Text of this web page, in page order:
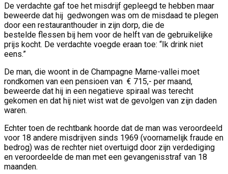
De verdachte gaf toe het misdrijf gepleegd te hebben maar
beweerde dat hij gedwongen was om de misdaad te plegen
door een restauranthouder in zijn dorp, die de
bestelde flessen bij hem voor de helft van de gebruikelijke
prijs kocht. De verdachte voegde eraan toe: “Ik drink niet
eens.”
De man, die woont in de Champagne Marne-vallei moet
rondkomen van een pensioen van € 715,- per maand,
beweerde dat hij in een negatieve spiraal was terecht
gekomen en dat hij niet wist wat de gevolgen van zijn daden
waren.
Echter toen de rechtbank hoorde dat de man was veroordeeld
voor 18 andere misdrijven sinds 1969 (voornamelijk fraude en
bedrog) was de rechter niet overtuigd door zijn verdediging
en veroordeelde de man met een gevangenisstraf van 18
maanden.